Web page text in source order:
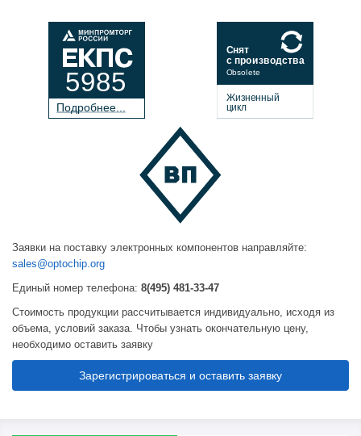
Подробнее...
5985
Жизненный
цикл
Obsolete
Снят
с производства
Заявки на поставку электронных компонентов направляйте:
sales@optochip.org
Единый номер телефона: 8(495) 481-33-47
Стоимость продукции рассчитывается индивидуально, исходя из
объема, условий заказа. Чтобы узнать окончательную цену,
необходимо оставить заявку
Зарегистрироваться и оставить заявку